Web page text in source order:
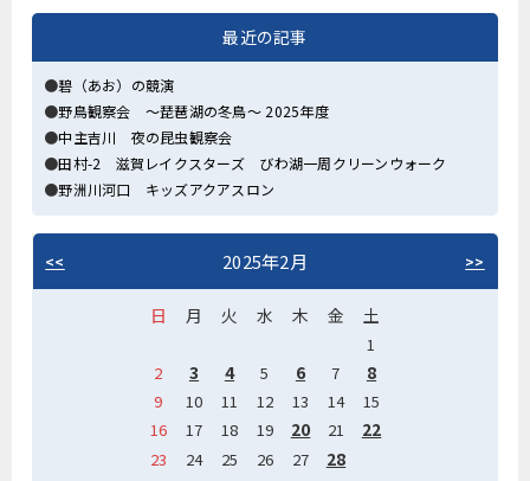
最近の記事
碧（あお）の競演
野鳥観察会 ～琵琶湖の冬鳥～ 2025年度
中主吉川 夜の昆虫観察会
田村-2 滋賀レイクスターズ びわ湖一周クリーンウォーク
野洲川河口 キッズアクアスロン
<< 2025年2月 >>
日 月 火 水 木 金 土
1
2
3 4 5 6 7 8
9 10 11 12 13 14
15
16
17 18 19 20 21 22
23 24 25 26 27 28